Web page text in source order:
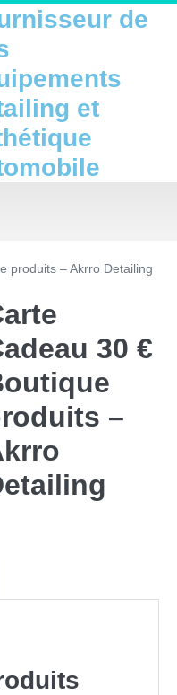
de
et
produits – Akrro Detailing
30 €
–